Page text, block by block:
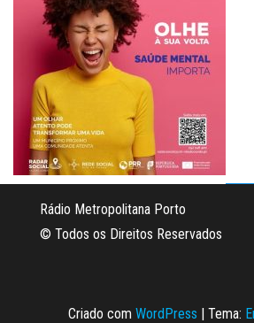
Rádio Metropolitana Porto
© Todos os Direitos Reservados
Criado com WordPress | Tema: